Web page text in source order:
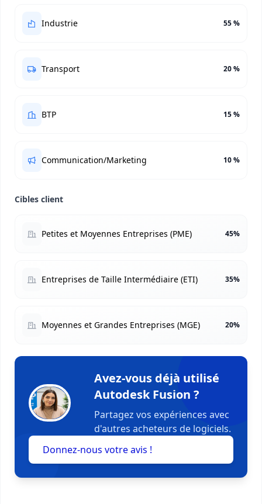
Industrie 55 %
Transport 20 %
BTP 15 %
Communication/Marketing 10 %
Cibles client
Petites et Moyennes Entreprises (PME) 45%
Entreprises de Taille Intermédiaire (ETI) 35%
Moyennes et Grandes Entreprises (MGE) 20%
Avez-vous déjà utilisé
Autodesk Fusion ?
Partagez vos expériences avec
d'autres acheteurs de logiciels.
Donnez-nous votre avis !